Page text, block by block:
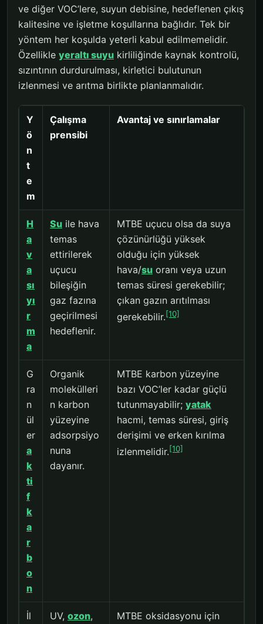
ve diğer VOC’lere, suyun debisine, hedeflenen çıkış
kalitesine ve işletme koşullarına bağlıdır. Tek bir
yöntem her koşulda yeterli kabul edilmemelidir.
Özellikle yeraltı suyu kirliliğinde kaynak kontrolü,
sızıntının durdurulması, kirletici bulutunun
izlenmesi ve arıtma birlikte planlanmalıdır.
Y
ö
n
t
e
m
Çalışma
prensibi
Avantaj ve sınırlamalar
H
a
v
a
sı
yı
r
m
a
Su ile hava
temas
ettirilerek
uçucu
bileşiğin
gaz fazına
geçirilmesi
hedeflenir.
MTBE uçucu olsa da suya
çözünürlüğü yüksek
olduğu için yüksek
hava/su oranı veya uzun
temas süresi gerekebilir;
çıkan gazın arıtılması
gerekebilir.[10]
G
ra
n
ül
er
a
k
ti
f
k
a
r
b
o
n
Organik
molekülleri
n karbon
yüzeyine
adsorpsiyo
nuna
dayanır.
MTBE karbon yüzeyine
bazı VOC’ler kadar güçlü
tutunmayabilir; yatak
hacmi, temas süresi, giriş
derişimi ve erken kırılma
izlenmelidir.[10]
İl
UV, ozon,
MTBE oksidasyonu için